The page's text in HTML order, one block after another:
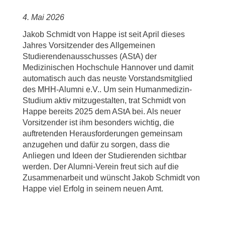
4. Mai 2026
Jakob Schmidt von Happe ist seit April dieses
Jahres Vorsitzender des Allgemeinen
Studierendenausschusses (AStA) der
Medizinischen Hochschule Hannover und damit
automatisch auch das neuste Vorstandsmitglied
des MHH-Alumni e.V.. Um sein Humanmedizin-
Studium aktiv mitzugestalten, trat Schmidt von
Happe bereits 2025 dem AStA bei. Als neuer
Vorsitzender ist ihm besonders wichtig, die
auftretenden Herausforderungen gemeinsam
anzugehen und dafür zu sorgen, dass die
Anliegen und Ideen der Studierenden sichtbar
werden. Der Alumni-Verein freut sich auf die
Zusammenarbeit und wünscht Jakob Schmidt von
Happe viel Erfolg in seinem neuen Amt.